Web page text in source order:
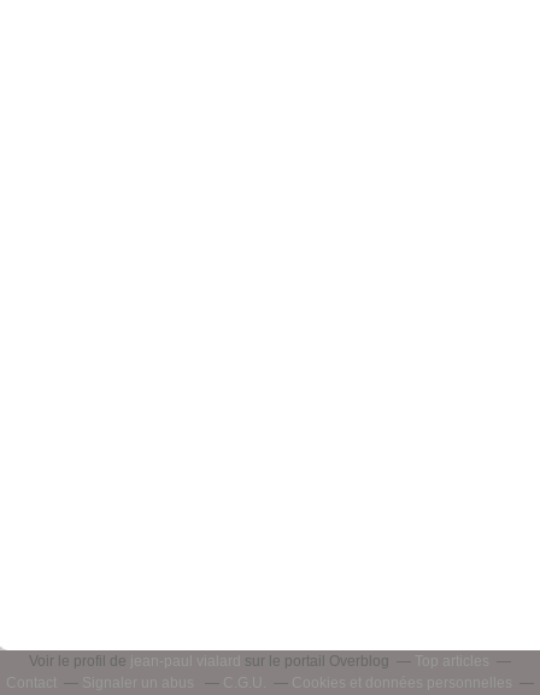
Voir le profil de jean-paul vialard sur le portail Overblog
Top articles
Contact
Signaler un abus C.G.U.
Cookies et données personnelles